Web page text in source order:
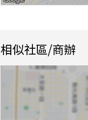
相似社區/商辦